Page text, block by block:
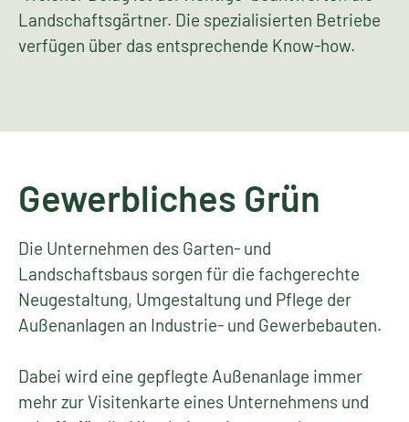
Tennis- und Golfplätzen. Freizeitflächen müssen
enorme Belastungen aushalten. Um so wichtiger
ist es, dass sie nach den anerkannten Regeln der
notwendig - gleich, ob es sich um Neuanlage,
Renovierung oder Pflege handelt. Auch die Frage
"Welcher Belag ist der richtige" beantworten die
Landschaftsgärtner. Die spezialisierten Betriebe
verfügen über das entsprechende Know-how.